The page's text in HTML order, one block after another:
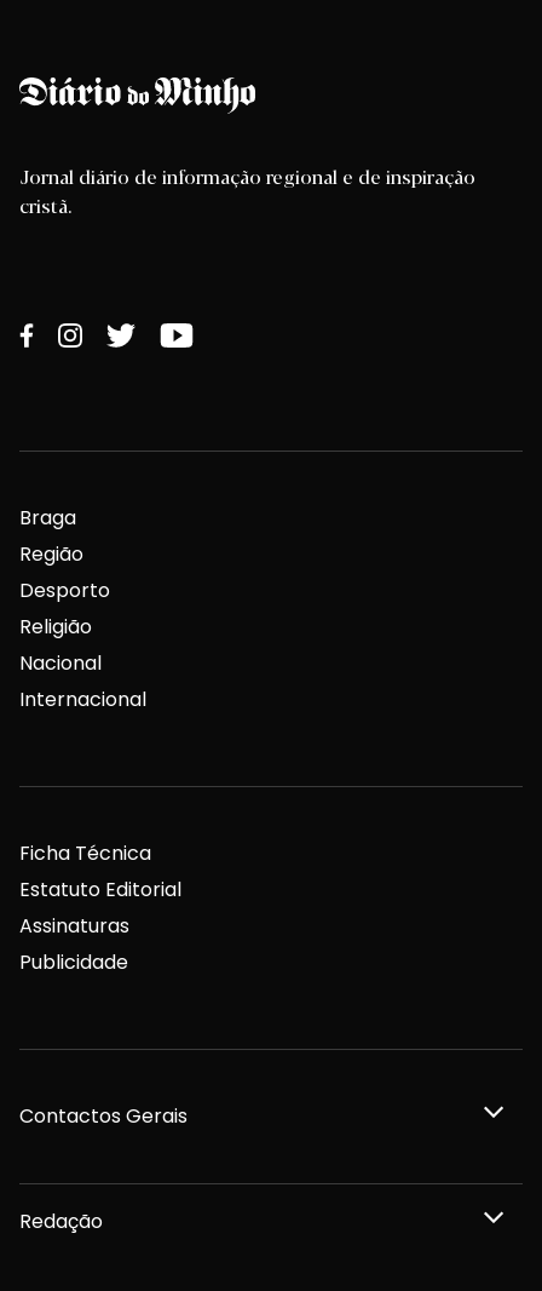
Jornal diário de informação regional e de inspiração
cristã.
Braga
Região
Desporto
Religião
Nacional
Internacional
Ficha Técnica
Estatuto Editorial
Assinaturas
Publicidade
Contactos Gerais
Redação